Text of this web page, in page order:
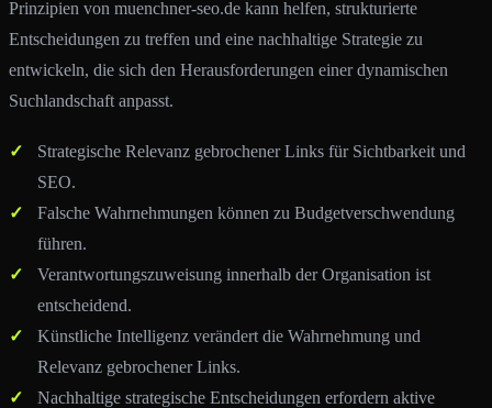
Prinzipien von muenchner-seo.de kann helfen, strukturierte
Entscheidungen zu treffen und eine nachhaltige Strategie zu
entwickeln, die sich den Herausforderungen einer dynamischen
Suchlandschaft anpasst.
Strategische Relevanz gebrochener Links für Sichtbarkeit und
SEO.
Falsche Wahrnehmungen können zu Budgetverschwendung
führen.
Verantwortungszuweisung innerhalb der Organisation ist
entscheidend.
Künstliche Intelligenz verändert die Wahrnehmung und
Relevanz gebrochener Links.
Nachhaltige strategische Entscheidungen erfordern aktive